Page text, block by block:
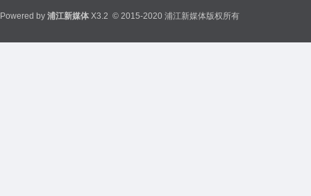
Powered by 浦江新媒体 X3.2 © 2015-2020 浦江新媒体版权所有